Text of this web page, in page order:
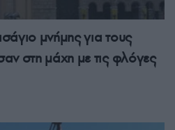
μνήμης για τους
στη μάχη με τις φλόγες